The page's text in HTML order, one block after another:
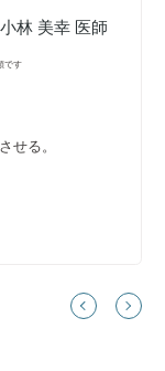
林 美幸 医師
です
せる。